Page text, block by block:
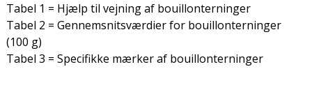
Tabel 1 = Hjælp til vejning af bouillonterninger
Tabel 2 = Gennemsnitsværdier for bouillonterninger
(100 g)
Tabel 3 = Specifikke mærker af bouillonterninger